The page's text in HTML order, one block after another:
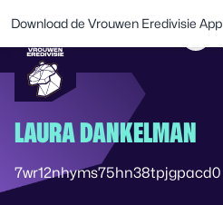
LAURA DANKELMAN
7wr12nhyms75hn38tpjgpacd0
Download de Vrouwen Eredivisie App